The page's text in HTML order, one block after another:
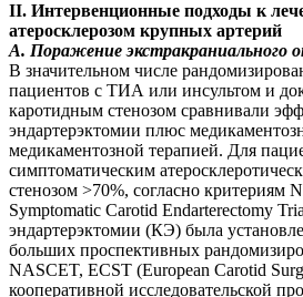
II. Интервенционные подходы к
атеросклерозом крупных артерий
A. Поражение экстракраниального
В значительном числе
пациентов с ТИА или инсультом и
каротидным стенозом сравнивали
эндартерэктомии плюс
медикаментозной терапией. Для
симптоматическим
стенозом >70%, согласно критериям
Symptomatic Carotid Endarterectomy
эндартерэктомии (КЭ) была
больших проспективных
NASCET, ECST (European Carotid
кооперативной исследовательской